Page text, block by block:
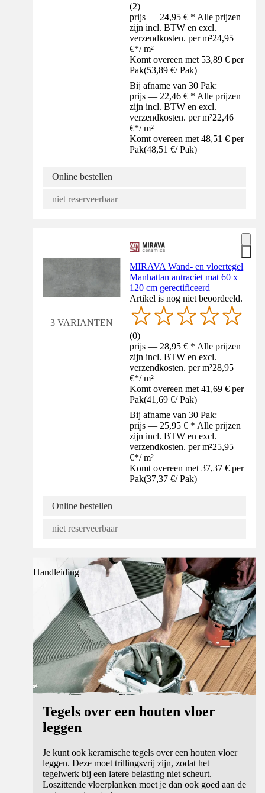
(2)
prijs — 24,95 € * Alle prijzen
zijn incl. BTW en excl.
verzendkosten. per m²24,95
€*/ m²
Komt overeen met 53,89 € per
Pak(53,89 €/ Pak)
Bij afname van 30 Pak:
prijs — 22,46 € * Alle prijzen
zijn incl. BTW en excl.
verzendkosten. per m²22,46
€*/ m²
Komt overeen met 48,51 € per
Pak(48,51 €/ Pak)
Online bestellen
niet reserveerbaar
3 VARIANTEN
MIRAVA Wand- en vloertegel
Manhattan antraciet mat 60 x
120 cm gerectificeerd
Artikel is nog niet beoordeeld.
(0)
prijs — 28,95 € * Alle prijzen
zijn incl. BTW en excl.
verzendkosten. per m²28,95
€*/ m²
Komt overeen met 41,69 € per
Pak(41,69 €/ Pak)
Bij afname van 30 Pak:
prijs — 25,95 € * Alle prijzen
zijn incl. BTW en excl.
verzendkosten. per m²25,95
€*/ m²
Komt overeen met 37,37 € per
Pak(37,37 €/ Pak)
Online bestellen
niet reserveerbaar
Handleiding
Tegels over een houten vloer
leggen
Je kunt ook keramische tegels over een houten vloer
leggen. Deze moet trillingsvrij zijn, zodat het
tegelwerk bij een latere belasting niet scheurt.
Loszittende vloerplanken moet je dan ook goed aan de